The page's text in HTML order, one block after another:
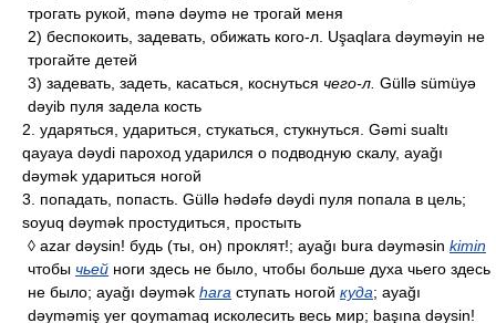
трогать рукой, mənə dəymə не трогай меня
2) беспокоить, задевать, обижать кого-л. Uşaqlara dəyməyin не
трогайте детей
3) задевать, задеть, касаться, коснуться чего-л. Güllə sümüyə
dəyib пуля задела кость
2. ударяться, удариться, стукаться, стукнуться. Gəmi sualtı
qayaya dəydi пароход ударился о подводную скалу, ayağı
dəymək удариться ногой
3. попадать, попасть. Güllə hədəfə dəydi пуля попала в цель;
soyuq dəymək простудиться, простыть
◊ azar dəysin! будь (ты, он) проклят!; ayağı bura dəyməsin kimin
чтобы чьей ноги здесь не было, чтобы больше духа чьего здесь
не было; ayağı dəymək hara ступать ногой куда; ayağı
dəyməmiş yer qoymamaq исколесить весь мир; başına dəysin!